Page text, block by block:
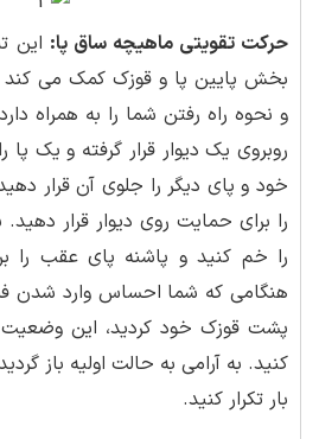
حرکت تقویتی ماهیچه ساق پا: این
بخش پایین پا و قوزک کمک می
و نحوه راه رفتن شما را به همراه
روبروی یک دیوار قرار گرفته و یک
خود و پای دیگر را جلوی آن قرار
را برای حمایت روی دیوار قرار
را خم کنید و پاشنه پای عقب را
هنگامی که شما احساس وارد شدن
بار تکرار کنید.